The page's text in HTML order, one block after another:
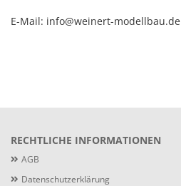
E-Mail: info@weinert-modellbau.de
RECHTLICHE INFORMATIONEN
AGB
Datenschutzerklärung